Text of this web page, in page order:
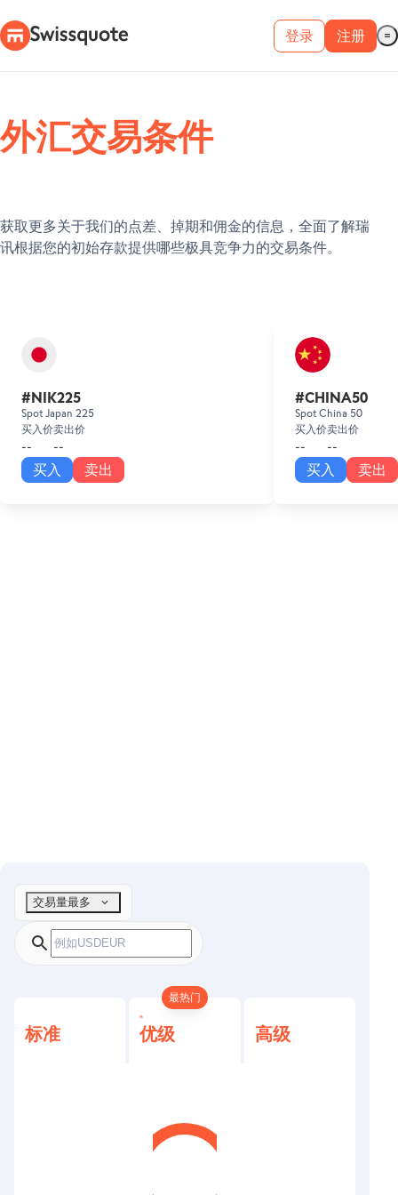
登录 注册
外汇交易条件
获取更多关于我们的点差、掉期和佣金的信息，全面了解瑞
讯根据您的初始存款提供哪些极具竞争力的交易条件。
#NIK225
Spot Japan 225
买入价
--
卖出价
--
买入 卖出
#CHINA50
Spot China 50
买入价
--
卖出价
--
买入 卖出
交易量最多
标准
最热门
优级 高级